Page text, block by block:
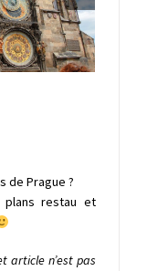
de Prague ?
plans restau et
article n’est pas